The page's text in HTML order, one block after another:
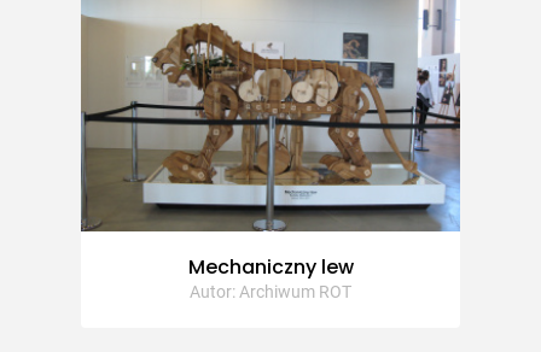
Mechaniczny lew
Autor: Archiwum ROT